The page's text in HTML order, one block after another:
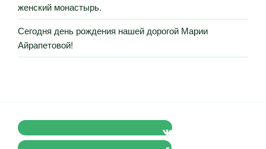
женский монастырь.
Сегодня день рождения нашей дорогой Марии
Айрапетовой!
VK Православные Добровольцы